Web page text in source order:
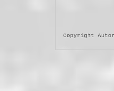
Copyright